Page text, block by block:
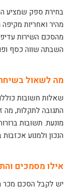
בחירת ספק שמציע
מהיר ואחריות
מהסכם השירות
השבתה שווה כסף
מה לשאול
שאלות חשובות
התגובה לתקלות, מה
מונעת. תשובות
הנכון ולמנוע
אילו מסמכים
יש לקבל הסכם מכר